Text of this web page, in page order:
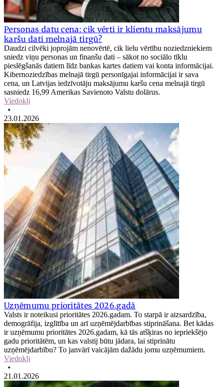
Personas datu cena: cik vērti ir klientu maksājumu
karšu dati melnajā tirgū?
Daudzi cilvēki joprojām nenovērtē, cik lielu vērtību noziedzniekiem
sniedz viņu personas un finanšu dati – sākot no sociālo tīklu
pieslēgšanās datiem līdz bankas kartes datiem vai konta informācijai.
Kibernoziedzības melnajā tirgū personīgajai informācijai ir sava
cena, un Latvijas iedzīvotāju maksājumu karšu cena melnajā tirgū
sasniedz 16,99 Amerikas Savienoto Valstu dolārus.
Viedokļi
•
23.01.2026
Uzņēmumu prioritātes 2026.gadā
Valsts ir noteikusi prioritātes 2026.gadam. To starpā ir aizsardzība,
demogrāfija, izglītība un arī uzņēmējdarbības stiprināšana. Bet kādas
ir uzņēmumu prioritātes 2026.gadam, kā tās atšķiras no iepriekšējo
gadu prioritātēm, un kas valstij būtu jādara, lai stiprinātu
uzņēmējdarbību? To janvārī vaicājām dažādu jomu uzņēmumiem.
Viedokļi
•
21.01.2026